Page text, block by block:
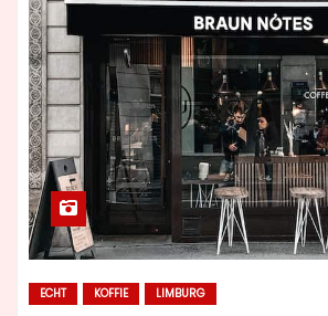
ECHT KOFFIE LIMBURG